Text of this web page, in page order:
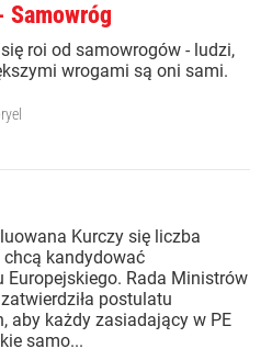
Samowróg
roi od samowrogów - ludzi,
wrogami są oni sami.
Kurczy się liczba
chcą kandydować
Europejskiego. Rada Ministrów
postulatu
aby każdy zasiadający w PE
samo...